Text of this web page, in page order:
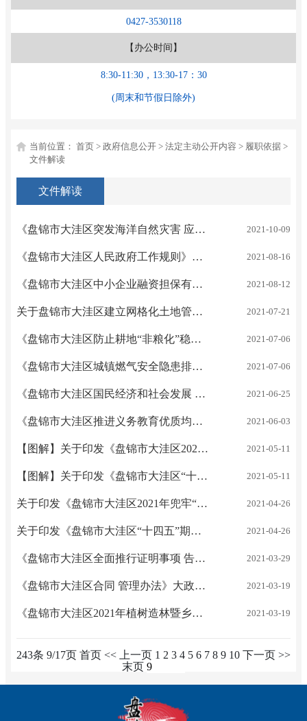
0427-3530118
【办公时间】
8:30-11:30，13:30-17：30
(周末和节假日除外)
当前位置：首页 > 政府信息公开 > 法定主动公开内容 > 履职依据 >
文件解读
文件解读
《盘锦市大洼区突发海洋自然灾害 应急预案》 大政办发〔2021〕28号 解读 2021-10-09
《盘锦市大洼区人民政府工作规则》大政发〔2021〕2号 解读 2021-08-16
《盘锦市大洼区中小企业融资担保有限公司组建方案》大政办发〔2021〕18号 解读 2021-08-12
关于盘锦市大洼区建立网格化土地管理体系的通知 大政办发〔2021〕26号 解读 2021-07-21
《盘锦市大洼区防止耕地“非粮化”稳定粮食生产工作方案》大政办发〔2021〕23号 解读 2021-07-06
《盘锦市大洼区城镇燃气安全隐患排查整治实施方案》大政办发〔2021〕24号 解读 2021-07-06
《盘锦市大洼区国民经济和社会发展 第十四个五年规划和二○三五年 远景目标纲要》大政发〔2021〕1号 解读 2021-06-25
《盘锦市大洼区推进义务教育优质均衡发展工作方案》大政办发〔2021〕19号 解读 2021-06-03
【图解】关于印发《盘锦市大洼区2021年兜牢“三保”底线工作方案》的通知 大政办发〔2021〕14号 2021-05-11
【图解】关于印发《盘锦市大洼区“十四五”期间年度 林木采伐工作实施方案》的通知 大政办发〔2021〕13号 2021-05-11
关于印发《盘锦市大洼区2021年兜牢“三保”底线工作方案》的通知 大政办发〔2021〕14号 解读 2021-04-26
关于印发《盘锦市大洼区“十四五”期间年度 林木采伐工作实施方案》的通知 大政办发〔2021〕13号 解读 2021-04-26
《盘锦市大洼区全面推行证明事项 告知承诺制工作实施方案》大政办发〔2021〕10号 解读 2021-03-29
《盘锦市大洼区合同 管理办法》大政办发〔2021〕8号 解读 2021-03-19
《盘锦市大洼区2021年植树造林暨乡村绿化工作实施方案》大政办发〔2021〕7号 解读 2021-03-19
243条 9/17页 首页 << 上一页 1 2 3 4 5 6 7 8 9 10 下一页 >>
末页